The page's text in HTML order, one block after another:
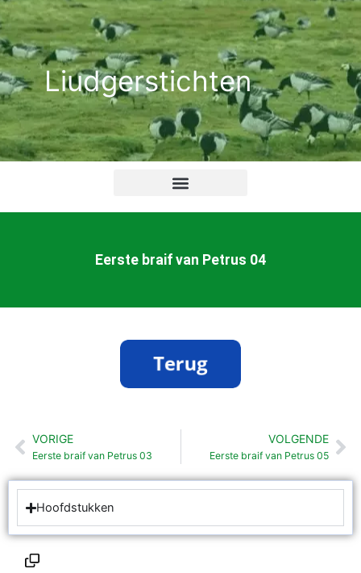
Ga
naar
de
inhoudLiudgerstichten
Eerste braif van Petrus 04
Vorige
VORIGE
Eerste braif van Petrus 03
VOLGENDE
Eerste braif van Petrus 05
Hoofdstukken